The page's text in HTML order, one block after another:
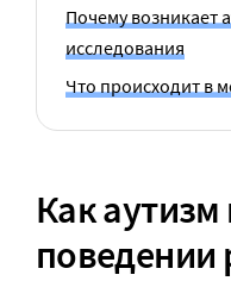
Почему возникает
исследования
Что происходит в
Как аутизм
поведении